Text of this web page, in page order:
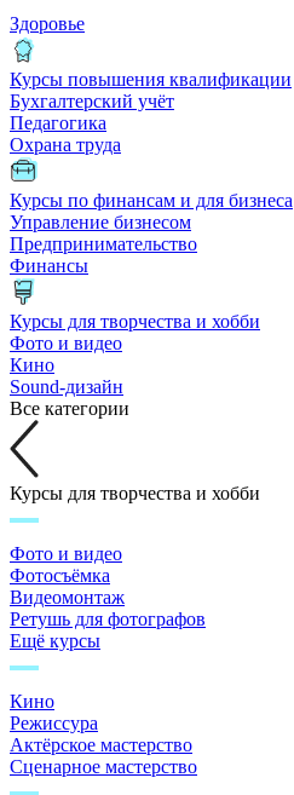
Здоровье
Курсы повышения квалификации
Бухгалтерский учёт
Педагогика
Охрана труда
Курсы по финансам и для бизнеса
Управление бизнесом
Предпринимательство
Финансы
Курсы для творчества и хобби
Фото и видео
Кино
Sound-дизайн
Все категории
Курсы для творчества и хобби
Фото и видео
Фотосъёмка
Видеомонтаж
Ретушь для фотографов
Ещё курсы
Кино
Режиссура
Актёрское мастерство
Сценарное мастерство